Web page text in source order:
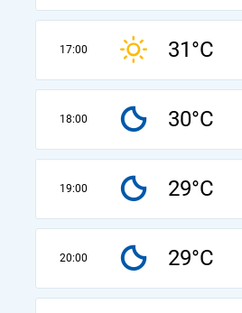
17:00 31°C
18:00 30°C
19:00 29°C
20:00 29°C